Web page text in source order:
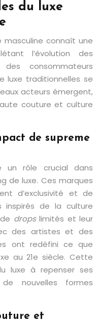
du luxe
connaît une
l’évolution des
consommateurs
luxe traditionnelles se
acteurs émergent,
couture et culture
de supreme
un rôle crucial dans
de luxe. Ces marques
d’exclusivité et de
inspirés de la culture
dropslimités et leur
des artistes et des
ont redéfini ce que
au 21e siècle. Cette
luxe à repenser ses
nouvelles formes
et